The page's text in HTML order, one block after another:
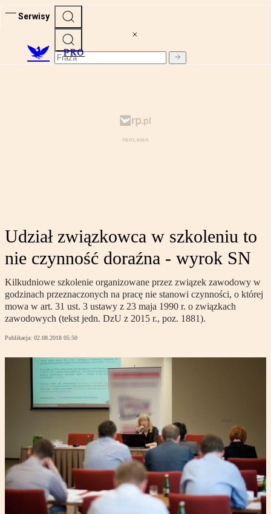
Serwisy
PRO
Udział związkowca w szkoleniu to
nie czynność doraźna - wyrok SN
Kilkudniowe szkolenie organizowane przez związek zawodowy w
godzinach przeznaczonych na pracę nie stanowi czynności, o której
mowa w art. 31 ust. 3 ustawy z 23 maja 1990 r. o związkach
zawodowych (tekst jedn. DzU z 2015 r., poz. 1881).
Publikacja: 02.08.2018 05:50